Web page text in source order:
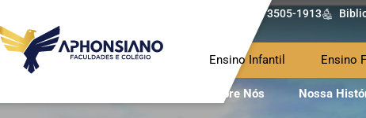
(62) 3505-1913
Ensino Infantil Ensino
Sobre Nós Nossa